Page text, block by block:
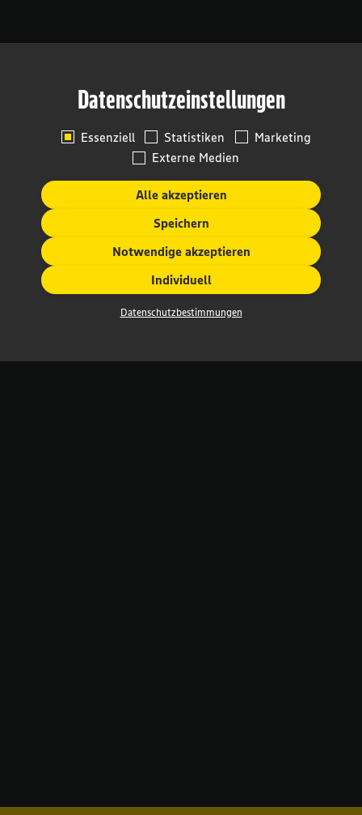
Datenschutzeinstellungen
Essenziell Statistiken
Marketing
Externe Medien
Alle akzeptieren
Speichern
Notwendige akzeptieren
Individuell
Datenschutzbestimmungen